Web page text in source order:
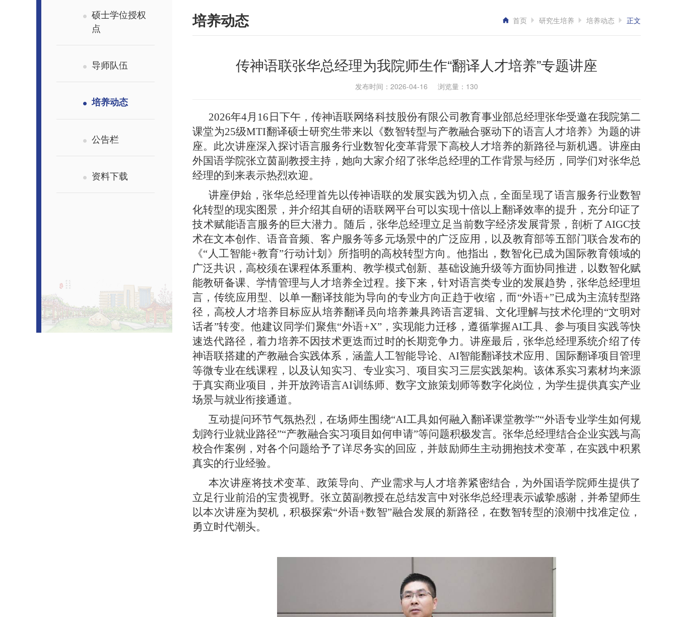
硕士学位授权
点
导师队伍
培养动态
公告栏
资料下载
培养动态 首页 研究生培养 培养动态 正文
传神语联张华总经理为我院师生作“翻译人才培养”专题讲座
发布时间：2026-04-16 浏览量： 130
2026年4月16日下午，传神语联网络科技股份有限公司教育事业部总经理张华受邀在我院第二
课堂为25级MTI翻译硕士研究生带来以《数智转型与产教融合驱动下的语言人才培养》为题的讲
座。此次讲座深入探讨语言服务行业数智化变革背景下高校人才培养的新路径与新机遇。讲座由
外国语学院张立茵副教授主持，她向大家介绍了张华总经理的工作背景与经历，同学们对张华总
经理的到来表示热烈欢迎。
讲座伊始，张华总经理首先以传神语联的发展实践为切入点，全面呈现了语言服务行业数智
化转型的现实图景，并介绍其自研的语联网平台可以实现十倍以上翻译效率的提升，充分印证了
技术赋能语言服务的巨大潜力。随后，张华总经理立足当前数字经济发展背景，剖析了AIGC技
术在文本创作、语音音频、客户服务等多元场景中的广泛应用，以及教育部等五部门联合发布的
《“人工智能+教育”行动计划》所指明的高校转型方向。他指出，数智化已成为国际教育领域的
广泛共识，高校须在课程体系重构、教学模式创新、基础设施升级等方面协同推进，以数智化赋
能教研备课、学情管理与人才培养全过程。接下来，针对语言类专业的发展趋势，张华总经理坦
言，传统应用型、以单一翻译技能为导向的专业方向正趋于收缩，而“外语+”已成为主流转型路
径，高校人才培养目标应从培养翻译员向培养兼具跨语言逻辑、文化理解与技术伦理的“文明对
话者”转变。他建议同学们聚焦“外语+X”，实现能力迁移，遵循掌握AI工具、参与项目实践等快
速迭代路径，着力培养不因技术更迭而过时的长期竞争力。讲座最后，张华总经理系统介绍了传
神语联搭建的产教融合实践体系，涵盖人工智能导论、AI智能翻译技术应用、国际翻译项目管理
等微专业在线课程，以及认知实习、专业实习、项目实习三层实践架构。该体系实习素材均来源
于真实商业项目，并开放跨语言AI训练师、数字文旅策划师等数字化岗位，为学生提供真实产业
场景与就业衔接通道。
互动提问环节气氛热烈，在场师生围绕“AI工具如何融入翻译课堂教学”“外语专业学生如何规
划跨行业就业路径”“产教融合实习项目如何申请”等问题积极发言。张华总经理结合企业实践与高
校合作案例，对各个问题给予了详尽务实的回应，并鼓励师生主动拥抱技术变革，在实践中积累
真实的行业经验。
本次讲座将技术变革、政策导向、产业需求与人才培养紧密结合，为外国语学院师生提供了
立足行业前沿的宝贵视野。张立茵副教授在总结发言中对张华总经理表示诚挚感谢，并希望师生
以本次讲座为契机，积极探索“外语+数智”融合发展的新路径，在数智转型的浪潮中找准定位，
勇立时代潮头。